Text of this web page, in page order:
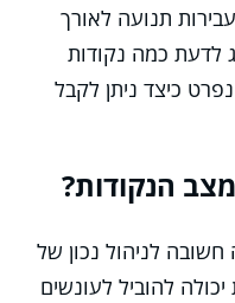
תנועה לאורך
לדעת כמה נקודות
כיצד ניתן לקבל
הנקודות?
לניהול נכון של
להוביל לעונשים